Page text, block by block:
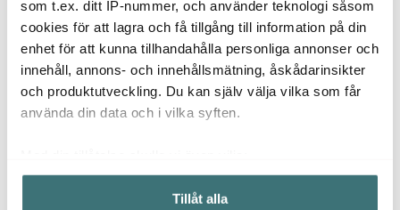
som t.ex. ditt IP-nummer, och använder teknologi såsom
cookies för att lagra och få tillgång till information på din
enhet för att kunna tillhandahålla personliga annonser och
innehåll, annons- och innehållsmätning, åskådarinsikter
och produktutveckling. Du kan själv välja vilka som får
använda din data och i vilka syften.
Samla in information om din geografiska plats som
kan ha en noggrannhet på upp till flera meter
Tillåt alla
199 kr 399 kr
I lager
499 kr 999 kr
I lager
799
Låt dig inspireras av våra kunder